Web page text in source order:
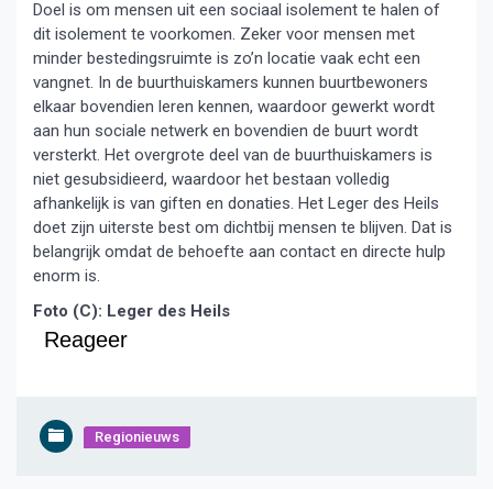
Doel is om mensen uit een sociaal isolement te halen of
dit isolement te voorkomen. Zeker voor mensen met
minder bestedingsruimte is zo’n locatie vaak echt een
vangnet. In de buurthuiskamers kunnen buurtbewoners
elkaar bovendien leren kennen, waardoor gewerkt wordt
aan hun sociale netwerk en bovendien de buurt wordt
versterkt. Het overgrote deel van de buurthuiskamers is
niet gesubsidieerd, waardoor het bestaan volledig
afhankelijk is van giften en donaties. Het Leger des Heils
doet zijn uiterste best om dichtbij mensen te blijven. Dat is
belangrijk omdat de behoefte aan contact en directe hulp
enorm is.
Foto (C): Leger des Heils
Reageer
Regionieuws